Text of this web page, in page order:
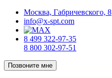
Москва, Габричевского, 8
info@x-spt.com
8 499 322-97-35
8 800 302-97-51
Позвоните мне